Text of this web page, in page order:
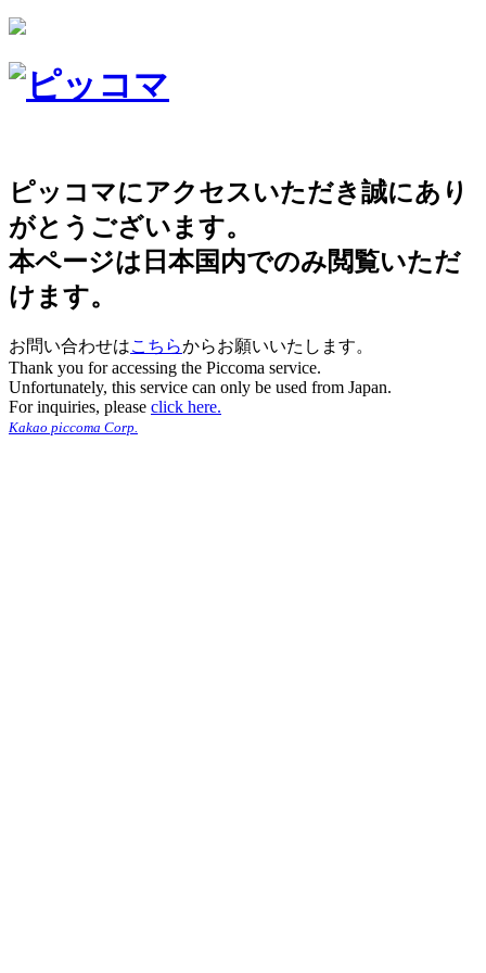
ピッコマにアクセスいただき誠にあり
がとうございます。
本ページは日本国内でのみ閲覧いただ
けます。
お問い合わせはこちらからお願いいたします。
Thank you for accessing the Piccoma service.
Unfortunately, this service can only be used from Japan.
For inquiries, please click here.
Kakao piccoma Corp.